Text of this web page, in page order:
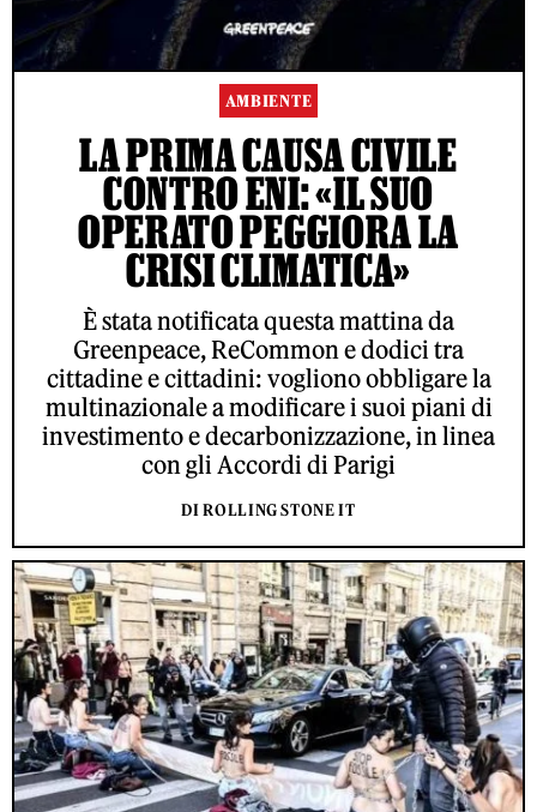
AMBIENTE
LA PRIMA CAUSA CIVILE
CONTRO ENI: «IL SUO
OPERATO PEGGIORA LA
CRISI CLIMATICA»
È stata notificata questa mattina da
Greenpeace, ReCommon e dodici tra
cittadine e cittadini: vogliono obbligare la
multinazionale a modificare i suoi piani di
investimento e decarbonizzazione, in linea
con gli Accordi di Parigi
DI ROLLING STONE IT